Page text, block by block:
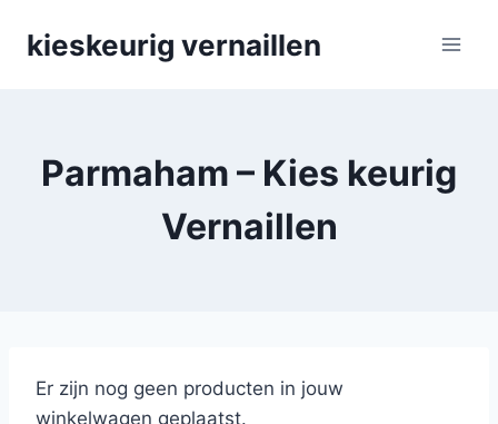
kieskeurig vernaillen
Parmaham – Kies keurig
Vernaillen
Er zijn nog geen producten in jouw
winkelwagen geplaatst.